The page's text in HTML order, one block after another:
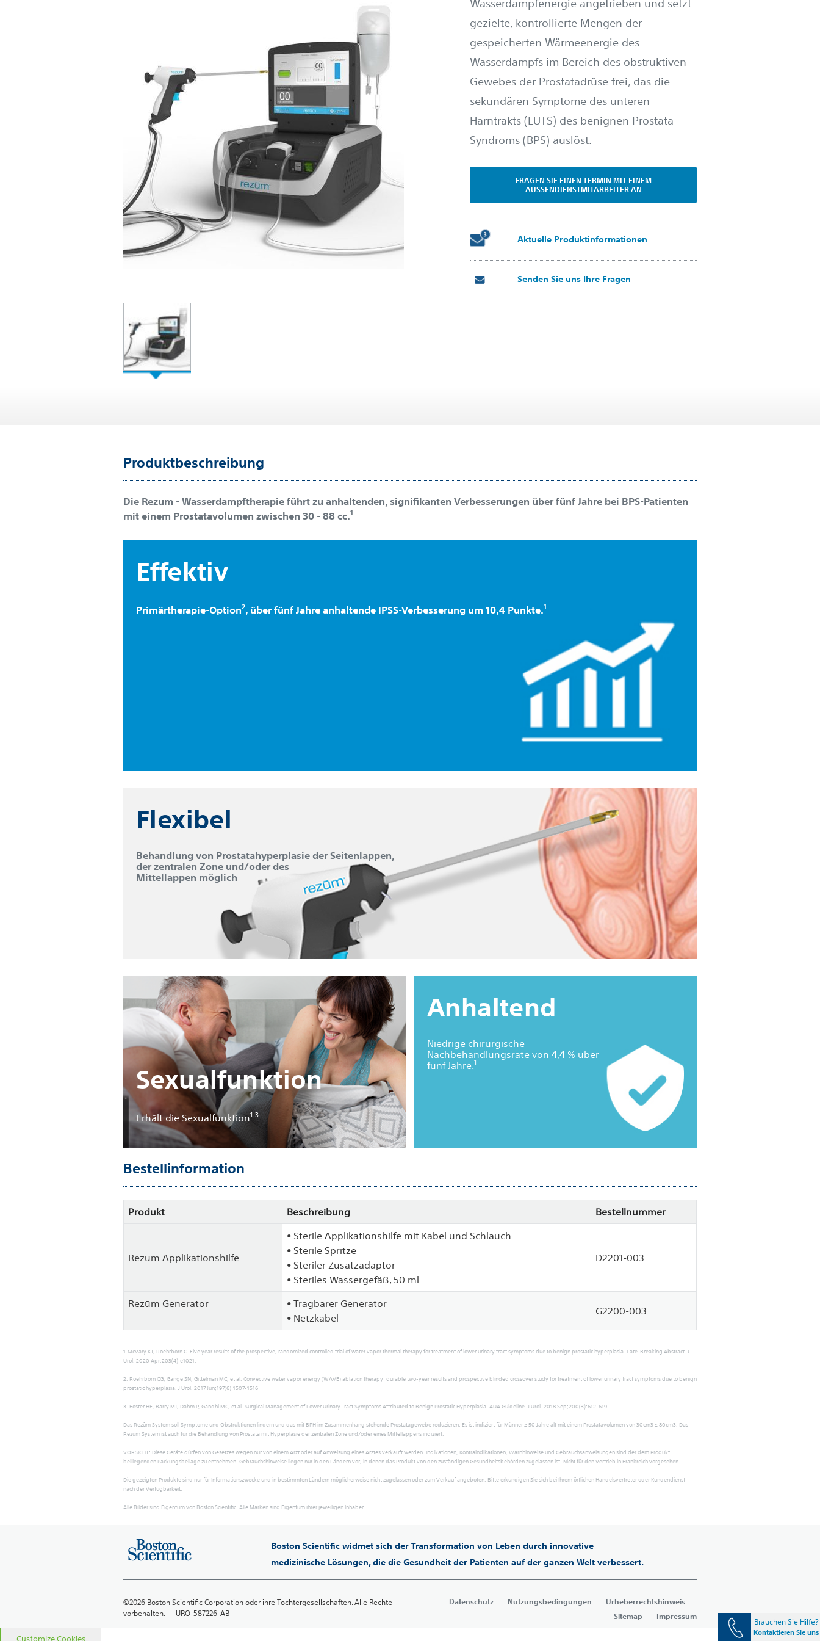
Brauchen Sie Hilfe?
Kontaktieren Sie uns
Wasserdampfenergie angetrieben und setzt
gezielte, kontrollierte Mengen der
gespeicherten Wärmeenergie des
Wasserdampfs im Bereich des obstruktiven
Gewebes der Prostatadrüse frei, das die
sekundären Symptome des unteren
Harntrakts (LUTS) des benignen Prostata-
Syndroms (BPS) auslöst.
FRAGEN SIE EINEN TERMIN MIT EINEM
AUSSENDIENSTMITARBEITER AN
Aktuelle Produktinformationen
Senden Sie uns Ihre Fragen
Produktbeschreibung
Die Rezum - Wasserdampftherapie führt zu anhaltenden, signifikanten Verbesserungen über fünf Jahre bei BPS-Patienten
mit einem Prostatavolumen zwischen 30 - 88 cc.1
Effektiv
Primärtherapie-Option2, über fünf Jahre anhaltende IPSS-Verbesserung um 10,4 Punkte.1
Flexibel
Behandlung von Prostatahyperplasie der Seitenlappen,
der zentralen Zone und/oder des
Mittellappen möglich
Sexualfunktion
Erhält die Sexualfunktion1-3
Anhaltend
Niedrige chirurgische
Nachbehandlungsrate von 4,4 % über
fünf Jahre.1
Bestellinformation
Produkt Beschreibung Bestellnummer
Rezum Applikationshilfe
• Sterile Applikationshilfe mit Kabel und Schlauch
• Sterile Spritze
• Steriler Zusatzadaptor
• Steriles Wassergefäß, 50 ml
D2201-003
Rezūm Generator
• Tragbarer Generator
• Netzkabel
G2200-003
1.McVary KT, Roehrborn C. Five year results of the prospective, randomized controlled trial of water vapor thermal therapy for treatment of lower urinary tract symptoms due to benign prostatic hyperplasia. Late-Breaking Abstract. J
Urol. 2020 Apr;203(4):e1021.
2. Roehrborn CG, Gange SN, Gittelman MC, et al. Convective water vapor energy (WAVE) ablation therapy: durable two-year results and prospective blinded crossover study for treatment of lower urinary tract symptoms due to benign
prostatic hyperplasia. J Urol. 2017 Jun;197(6):1507-1516
3. Foster HE, Barry MJ, Dahm P, Gandhi MC, et al. Surgical Management of Lower Urinary Tract Symptoms Attributed to Benign Prostatic Hyperplasia: AUA Guideline. J Urol. 2018 Sep;200(3):612-619
Das Rezūm System soll Symptome und Obstruktionen lindern und das mit BPH im Zusammenhang stehende Prostatagewebe reduzieren. Es ist indiziert für Männer ≥ 50 Jahre alt mit einem Prostatavolumen von 30cm3 ≤ 80cm3. Das
Rezūm System ist auch für die Behandlung von Prostata mit Hyperplasie der zentralen Zone und/oder eines Mittellappens indiziert.
VORSICHT: Diese Geräte dürfen von Gesetzes wegen nur von einem Arzt oder auf Anweisung eines Arztes verkauft werden. Indikationen, Kontraindikationen, Warnhinweise und Gebrauchsanweisungen sind der dem Produkt
beiliegenden Packungsbeilage zu entnehmen. Gebrauchshinweise liegen nur in den Ländern vor, in denen das Produkt von den zuständigen Gesundheitsbehörden zugelassen ist. Nicht für den Vertrieb in Frankreich vorgesehen.
Die gezeigten Produkte sind nur für Informationszwecke und in bestimmten Ländern möglicherweise nicht zugelassen oder zum Verkauf angeboten. Bitte erkundigen Sie sich bei Ihrem örtlichen Handelsvertreter oder Kundendienst
nach der Verfügbarkeit.
Alle Bilder sind Eigentum von Boston Scientific. Alle Marken sind Eigentum ihrer jeweiligen Inhaber.
Boston Scientific widmet sich der Transformation von Leben durch innovative
medizinische Lösungen, die die Gesundheit der Patienten auf der ganzen Welt verbessert.
©2026 Boston Scientific Corporation oder ihre Tochtergesellschaften. Alle Rechte
vorbehalten. URO-587226-AB
Datenschutz Nutzungsbedingungen
Urheberrechtshinweis
Sitemap
Impressum